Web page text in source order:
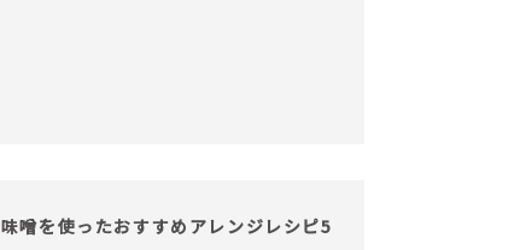
噌を使ったおすすめアレンジレシピ5